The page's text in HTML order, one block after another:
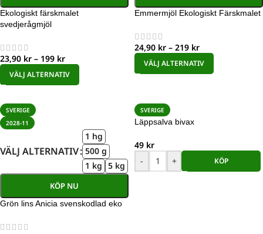
Ekologiskt färskmalet
svedjerågmjöl
23,90 kr – 199 kr
VÄLJ ALTERNATIV
Emmermjöl Ekologiskt Färskmalet
24,90 kr – 219 kr
VÄLJ ALTERNATIV
SVERIGE
2028-11
VÄLJ ALTERNATIV
1 hg
500 g
1 kg 5 kg
KÖP NU
Grön lins Anicia svenskodlad eko
SVERIGE
Läppsalva bivax
49 kr
-
+ KÖP